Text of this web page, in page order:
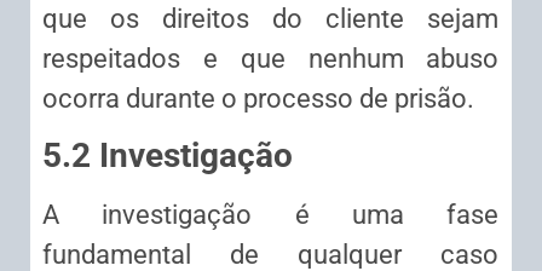
que os direitos do cliente sejam
respeitados e que nenhum abuso
ocorra durante o processo de prisão.
5.2 Investigação
A investigação é uma fase
fundamental de qualquer caso